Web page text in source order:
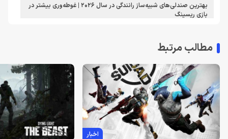
بهترین صندلی‌های شبیه‌ساز رانندگی در سال 2026 | غوطه‌وری بیشتر در
بازی ریسینگ
تیر 30, 1404
بهترین دی ان اس برای پلی استیشن | معرفی dns برای PS5
تیر 30, 1404
لغو توسعه بازی Just Cause 5 توسط اسکوئر انیکس
مطالب مرتبط
اخبار